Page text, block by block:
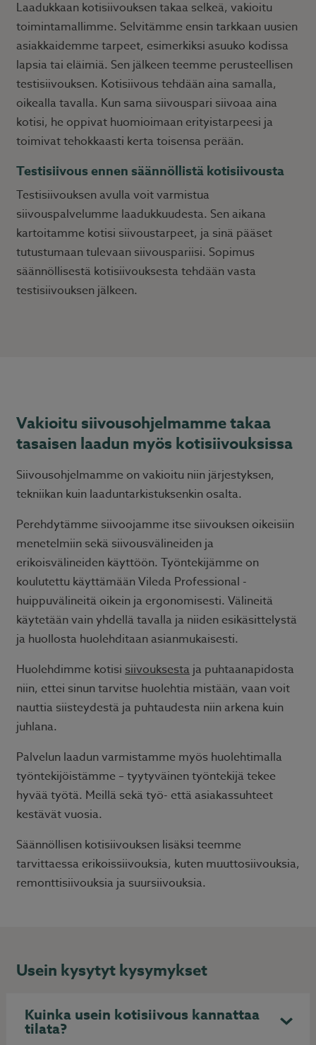
Laadukkaan kotisiivouksen takaa selkeä, vakioitu
toimintamallimme. Selvitämme ensin tarkkaan uusien
asiakkaidemme tarpeet, esimerkiksi asuuko kodissa
lapsia tai eläimiä. Sen jälkeen teemme perusteellisen
testisiivouksen. Kotisiivous tehdään aina samalla,
oikealla tavalla. Kun sama siivouspari siivoaa aina
kotisi, he oppivat huomioimaan erityistarpeesi ja
toimivat tehokkaasti kerta toisensa perään.
Testisiivous ennen säännöllistä kotisiivousta
Testisiivouksen avulla voit varmistua
siivouspalvelumme laadukkuudesta. Sen aikana
kartoitamme kotisi siivoustarpeet, ja sinä pääset
tutustumaan tulevaan siivouspariisi. Sopimus
säännöllisestä kotisiivouksesta tehdään vasta
testisiivouksen jälkeen.
Vakioitu siivousohjelmamme takaa
tasaisen laadun myös kotisiivouksissa
Siivousohjelmamme on vakioitu niin järjestyksen,
tekniikan kuin laaduntarkistuksenkin osalta.
Perehdytämme siivoojamme itse siivouksen oikeisiin
menetelmiin sekä siivousvälineiden ja
erikoisvälineiden käyttöön. Työntekijämme on
koulutettu käyttämään Vileda Professional -
huippuvälineitä oikein ja ergonomisesti. Välineitä
käytetään vain yhdellä tavalla ja niiden esikäsittelystä
ja huollosta huolehditaan asianmukaisesti.
Huolehdimme kotisi siivouksesta ja puhtaanapidosta
niin, ettei sinun tarvitse huolehtia mistään, vaan voit
nauttia siisteydestä ja puhtaudesta niin arkena kuin
juhlana.
Palvelun laadun varmistamme myös huolehtimalla
työntekijöistämme – tyytyväinen työntekijä tekee
hyvää työtä. Meillä sekä työ- että asiakassuhteet
kestävät vuosia.
Säännöllisen kotisiivouksen lisäksi teemme
tarvittaessa erikoissiivouksia, kuten muuttosiivouksia,
remonttisiivouksia ja suursiivouksia.
Usein kysytyt kysymykset
Kuinka usein kotisiivous kannattaa
tilata?